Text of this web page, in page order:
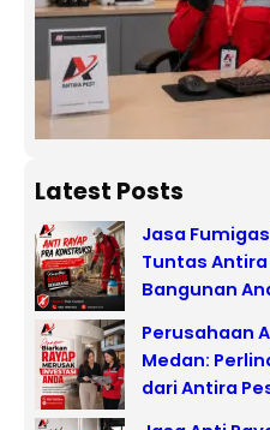
Latest Posts
Jasa
Tuntas
Bangunan
Perusahaan
Medan:
dari Antira